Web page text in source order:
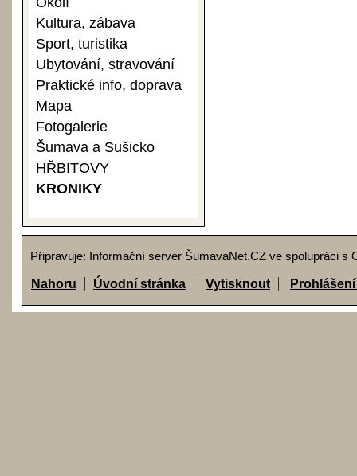
Kultura, zábava
Sport, turistika
Ubytování, stravování
Praktické info, doprava
Mapa
Fotogalerie
Šumava a Sušicko
HŘBITOVY
KRONIKY
Nahoru Úvodní stránka Vytisknout
Připravuje: Informační server ŠumavaNet.CZ ve spolupráci s